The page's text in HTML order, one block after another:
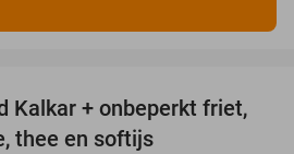
32%
Kalkar + onbeperkt friet,
thee en softijs